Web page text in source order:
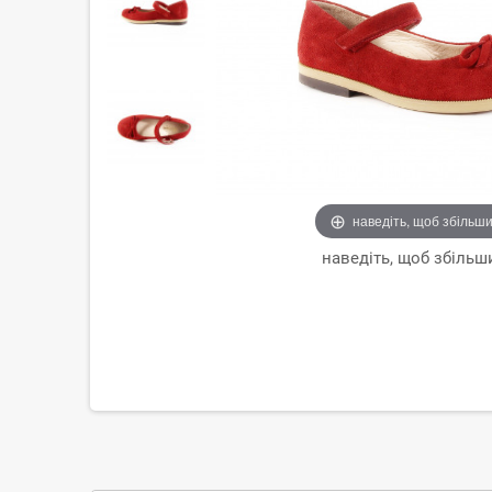
наведіть, щоб
наведіть, щоб